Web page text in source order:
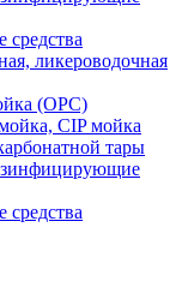
средства
ликероводочная
(ОРС)
CIP мойка
тары
средства